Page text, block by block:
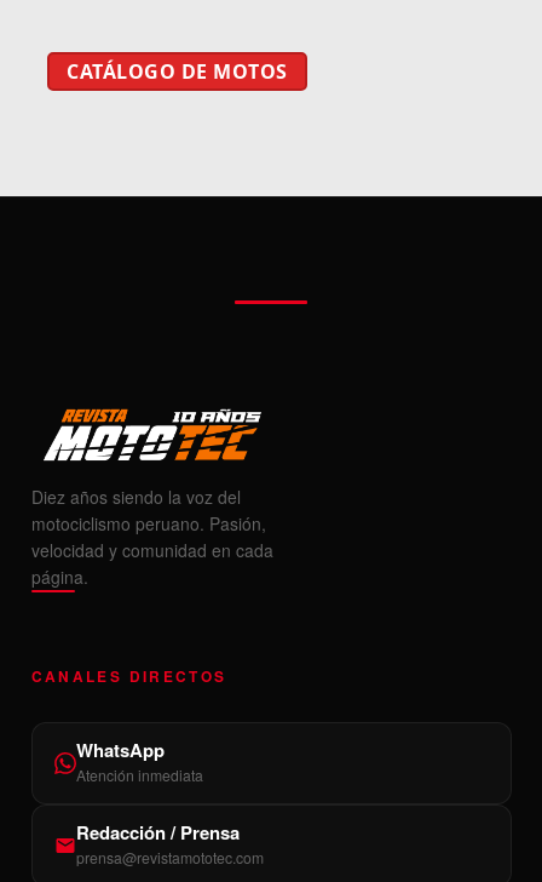
CATÁLOGO DE MOTOS
Diez años siendo la voz del
motociclismo peruano. Pasión,
velocidad y comunidad en cada
página.
CANALES DIRECTOS
WhatsApp
Atención inmediata
Redacción / Prensa
prensa@revistamototec.com